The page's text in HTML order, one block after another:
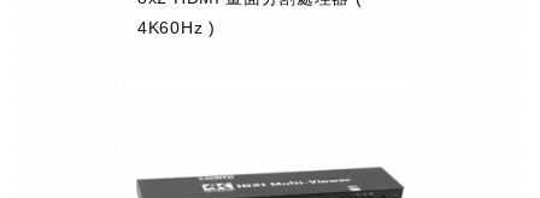
4K60Hz )